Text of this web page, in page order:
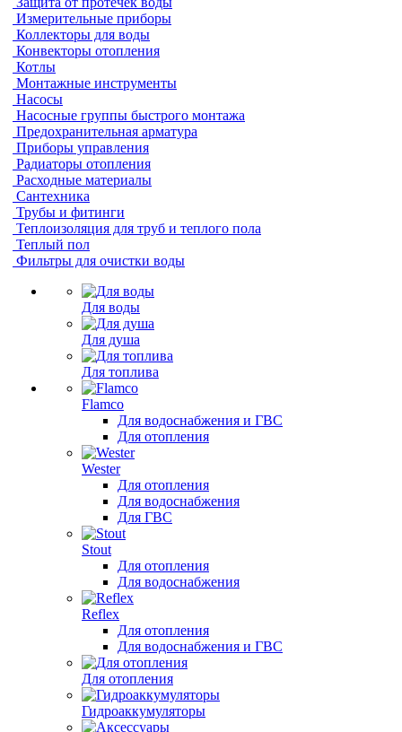
Измерительные приборы
Коллекторы для воды
Конвекторы отопления
Котлы
Монтажные инструменты
Насосы
Насосные группы быстрого монтажа
Предохранительная арматура
Приборы управления
Радиаторы отопления
Расходные материалы
Сантехника
Трубы и фитинги
Теплоизоляция для труб и теплого пола
Теплый пол
Фильтры для очистки воды
Для воды
Для душа
Для топлива
Flamco
Для водоснабжения и ГВС
Для отопления
Wester
Для отопления
Для водоснабжения
Для ГВС
Stout
Для отопления
Для водоснабжения
Reflex
Для отопления
Для водоснабжения и ГВС
Для отопления
Гидроаккумуляторы